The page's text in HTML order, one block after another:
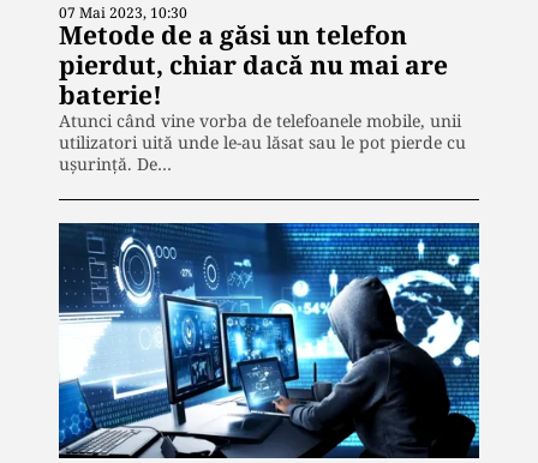
07 Mai 2023, 10:30
Metode de a găsi un telefon
pierdut, chiar dacă nu mai are
baterie!
Atunci când vine vorba de telefoanele mobile, unii
utilizatori uită unde le-au lăsat sau le pot pierde cu
ușurință. De…